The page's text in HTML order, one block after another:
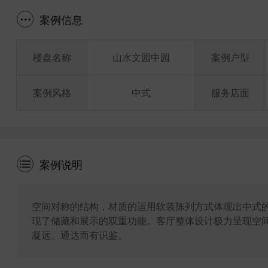
案例信息
楼盘名称
案例风格
山水文园中园
中式
案例户型
服务店面
案例说明
空间对称的结构，材质的运用软装陈列方式体现出中
现了储藏和展示的双重功能。客厅整体设计极力呈现
凝远、通达而有识鉴。